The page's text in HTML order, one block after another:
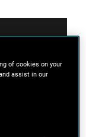
of cookies on your
assist in our